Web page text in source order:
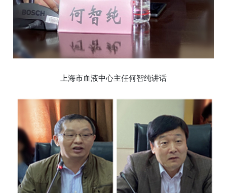
上海市血液中心主任何智纯讲话